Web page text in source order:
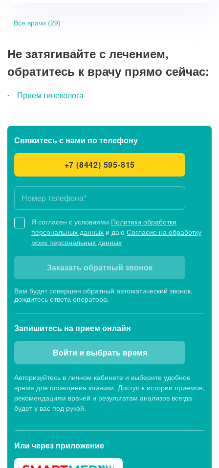
Все врачи (29)
Не затягивайте с лечением,
обратитесь к врачу прямо сейчас:
Прием гинеколога
Свяжитесь с нами по телефону
+7 (8442) 595-815
Я согласен с условиями Политики обработки
персональных данных и даю Согласие на обработку
моих персональных данных
Заказать обратный звонок
Вам будет совершен обратный автоматический звонок,
дождитесь ответа оператора.
Запишитесь на прием онлайн
Войти и выбрать время
Авторизуйтесь в личном кабинете и выберите удобное
время для посещения клиники. Доступ к истории приемов,
рекомендациям врачей и результатам анализов всегда
будет у вас под рукой.
Или через приложение